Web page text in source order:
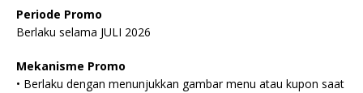
Periode Promo
Berlaku selama JULI 2026
Mekanisme Promo
• Berlaku dengan menunjukkan gambar menu atau kupon saat